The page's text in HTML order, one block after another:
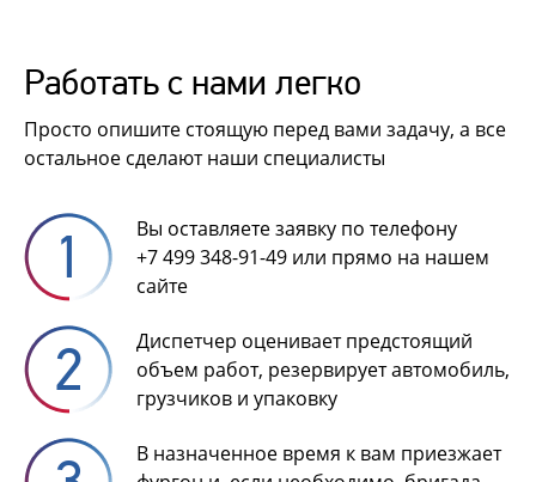
Работать с нами легко
Просто опишите стоящую перед вами задачу, а все
остальное сделают наши специалисты
Вы оставляете заявку по телефону
+7 499 348-91-49 или прямо на нашем
сайте
Диспетчер оценивает предстоящий
объем работ, резервирует автомобиль,
грузчиков и упаковку
В назначенное время к вам приезжает